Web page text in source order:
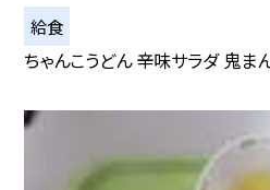
給食
ちゃんこうどん 辛味サラダ 鬼ま